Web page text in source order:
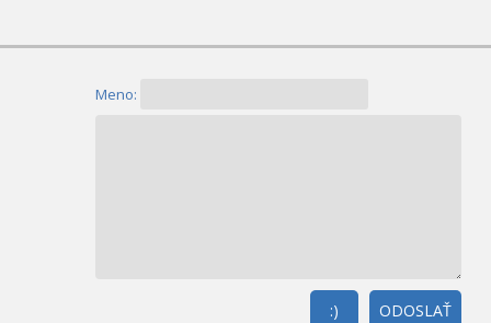
Meno:
ODOSLAŤ
:)